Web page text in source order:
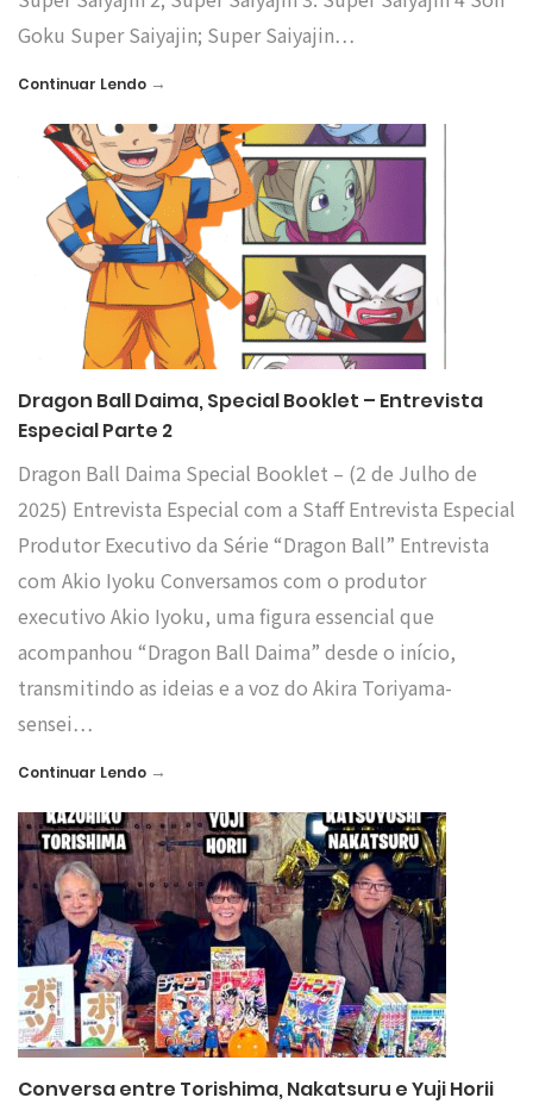
Goku Super Saiyajin; Super Saiyajin…
Continuar Lendo →
Dragon Ball Daima, Special Booklet – Entrevista
Especial Parte 2
Dragon Ball Daima Special Booklet – (2 de Julho de
2025) Entrevista Especial com a Staff Entrevista Especial
Produtor Executivo da Série “Dragon Ball” Entrevista
com Akio Iyoku Conversamos com o produtor
executivo Akio Iyoku, uma figura essencial que
acompanhou “Dragon Ball Daima” desde o início,
transmitindo as ideias e a voz do Akira Toriyama-
sensei…
Continuar Lendo →
Conversa entre Torishima, Nakatsuru e Yuji Horii